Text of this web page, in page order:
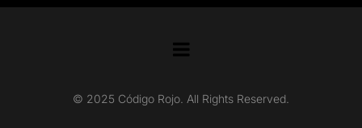
© 2025 Código Rojo. All Rights Reserved.